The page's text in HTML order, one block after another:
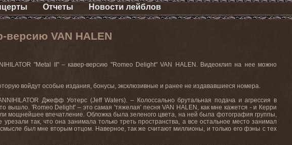
Отчеты Новости лейблов
версию VAN HALEN
"Metal " – кавер-версию "Romeo Delight" VAN HALEN. Видеоклип на нее можно
войдут особые издания, бонусы, эксклюзивные и ранее не издававшиеся номера.
Джефф Уотерс(Jeff Waters). – Колоссально брутальная подача и агрессия в
вышло. 'Romeo Delight' – это самая 'тяжелая' песняVAN HALEN , как мне кажется - и Керри
мощнейшее впечатление. Обложка была зеленого цвета, на ней была фотография группы,
так, что она занимала только треть пространства, а все остальное место занимал
был мне вторым отцом. Наверное, так же считают миллионы, и только его фэны с тех